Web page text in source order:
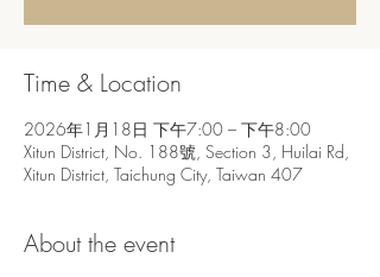
Time & Location
2026年1月18日 下午7:00 – 下午8:00
Xitun District, No. 188號, Section 3, Huilai Rd,
Xitun District, Taichung City, Taiwan 407
About the event